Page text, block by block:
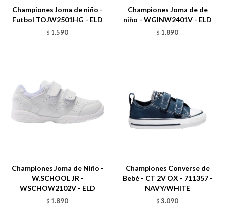
Championes Joma de niño -
Futbol TOJW2501HG - ELD
$ 1.590
Championes Joma de de
niño - WGINW2401V - ELD
$ 1.890
Championes Joma de Niño -
W.SCHOOL JR -
WSCHOW2102V - ELD
$ 1.890
Championes Converse de
Bebé - CT 2V OX - 711357 -
NAVY/WHITE
$ 3.090